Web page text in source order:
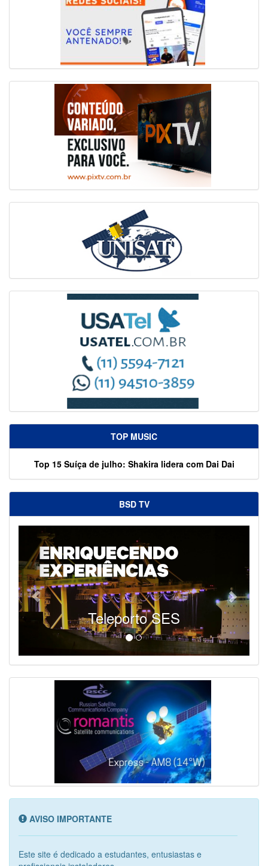
TOP MUSIC
Top 15 Suíça de julho: Shakira lidera com Dai Dai
BSD TV
Teleporto SES
AVISO IMPORTANTE
Este site é dedicado a estudantes, entusiastas e